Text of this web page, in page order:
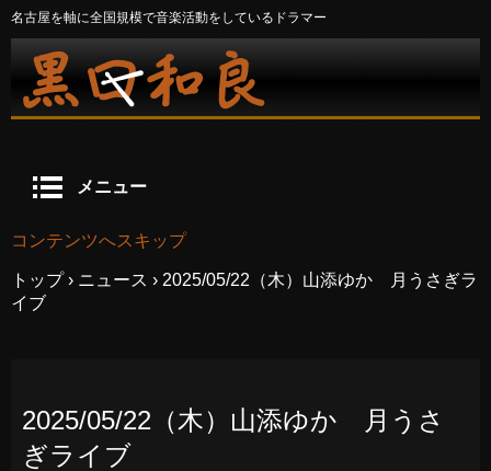
名古屋を軸に全国規模で音楽活動をしているドラマー
メニュー
コンテンツへスキップ
トップ › ニュース › 2025/05/22（木）山添ゆか 月うさぎラ
イブ
2025/05/22（木）山添ゆか 月うさ
ぎライブ